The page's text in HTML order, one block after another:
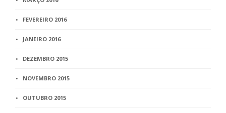
FEVEREIRO 2016
JANEIRO 2016
DEZEMBRO 2015
NOVEMBRO 2015
OUTUBRO 2015